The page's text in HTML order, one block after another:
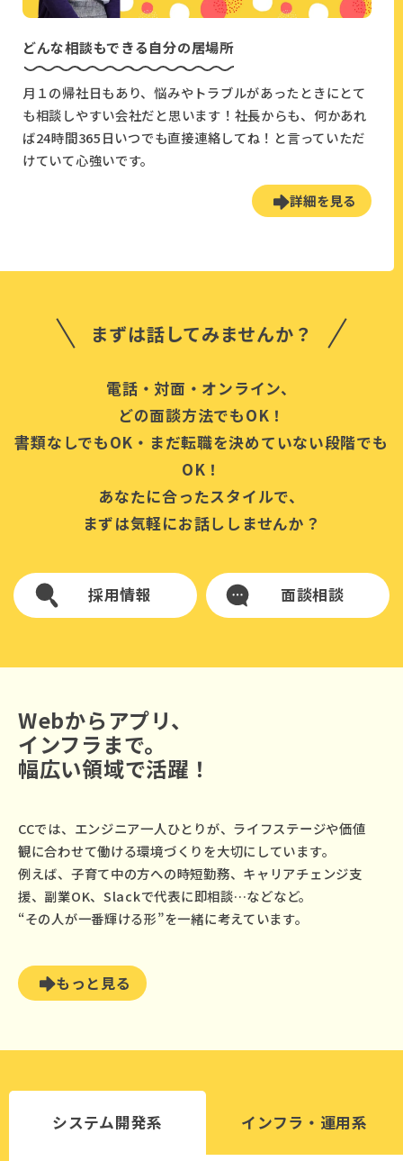
どんな相談もできる自分の居場所
月１の帰社日もあり、悩みやトラブルがあったときにとて
も相談しやすい会社だと思います！社長からも、何かあれ
ば24時間365日いつでも直接連絡してね！と言っていただ
けていて心強いです。
詳細を見る
まずは話してみませんか？
電話・対面・オンライン、
どの面談方法でもOK！
書類なしでもOK・まだ転職を決めていない段階でも
OK！
あなたに合ったスタイルで、
まずは気軽にお話ししませんか？
採用情報 面談相談
Webからアプリ、
インフラまで。
幅広い領域で活躍！
CCでは、エンジニア一人ひとりが、ライフステージや価値
観に合わせて働ける環境づくりを大切にしています。
例えば、子育て中の方への時短勤務、キャリアチェンジ支
援、副業OK、Slackで代表に即相談…などなど。
“その人が一番輝ける形”を一緒に考えています。
もっと見る
システム開発系 インフラ・運用系